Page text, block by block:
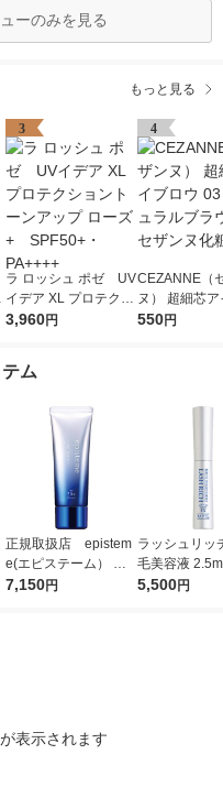
ーのみを見る
もっと見る
3
ラ ロッシュ ポゼ UV
イデア XL プロテクシ
ョントーンアップ ロ
3,960円
4
CEZANNE（
ヌ） 超細芯
ウ 03（ナチ
550円
ム
正規取扱店 epistem
e(エピステーム） ホ
ワイトUVレーザー SP
7,150円
ラッシュリッ
毛美容液
ロート製薬
5,500円
表示されます